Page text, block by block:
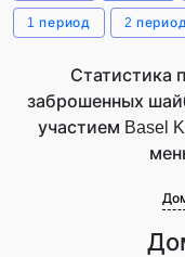
1 период 2
Статистика
заброшенных
участием Basel